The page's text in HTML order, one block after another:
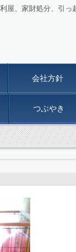
屋、家財処分、引
会社方針
つぶやき